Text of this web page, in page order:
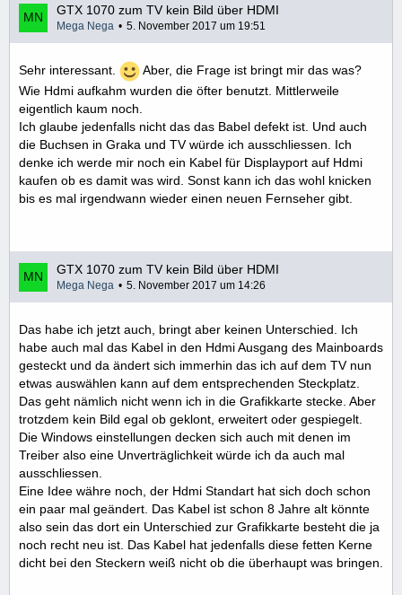
GTX 1070 zum TV kein Bild über HDMI
Mega Nega 5. November 2017 um 19:51
Sehr interessant.
Aber, die Frage ist bringt mir das was?
Wie Hdmi aufkahm wurden die öfter benutzt. Mittlerweile
eigentlich kaum noch.
Ich glaube jedenfalls nicht das das Babel defekt ist. Und auch
die Buchsen in Graka und TV würde ich ausschliessen. Ich
denke ich werde mir noch ein Kabel für Displayport auf Hdmi
kaufen ob es damit was wird. Sonst kann ich das wohl knicken
bis es mal irgendwann wieder einen neuen Fernseher gibt.
GTX 1070 zum TV kein Bild über HDMI
Mega Nega 5. November 2017 um 14:26
Das habe ich jetzt auch, bringt aber keinen Unterschied. Ich
habe auch mal das Kabel in den Hdmi Ausgang des Mainboards
gesteckt und da ändert sich immerhin das ich auf dem TV nun
etwas auswählen kann auf dem entsprechenden Steckplatz.
Das geht nämlich nicht wenn ich in die Grafikkarte stecke. Aber
trotzdem kein Bild egal ob geklont, erweitert oder gespiegelt.
Die Windows einstellungen decken sich auch mit denen im
Treiber also eine Unverträglichkeit würde ich da auch mal
ausschliessen.
Eine Idee währe noch, der Hdmi Standart hat sich doch schon
ein paar mal geändert. Das Kabel ist schon 8 Jahre alt könnte
also sein das dort ein Unterschied zur Grafikkarte besteht die ja
noch recht neu ist. Das Kabel hat jedenfalls diese fetten Kerne
dicht bei den Steckern weiß nicht ob die überhaupt was bringen.